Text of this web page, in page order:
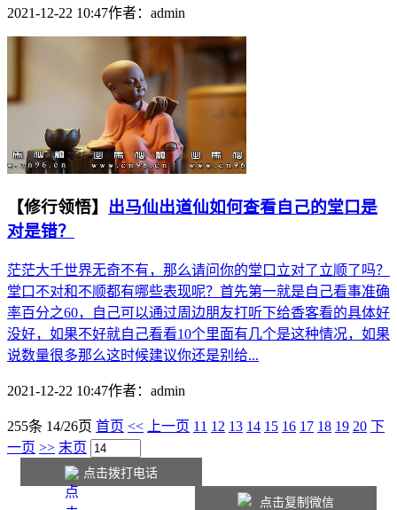
2021-12-22 10:47作者： admin
【修行领悟】 出马仙出道仙如何查看自己的堂口是
对是错？
茫茫大千世界无奇不有，那么请问你的堂口立对了立顺了吗？
堂口不对和不顺都有哪些表现呢？首先第一就是自己看事准确
率百分之60，自己可以通过周边朋友打听下给香客看的具体好
没好，如果不好就自己看看10个里面有几个是这种情况，如果
说数量很多那么这时候建议你还是别给...
2021-12-22 10:47作者： admin
255条 14/26页 首页 << 上一页 11 12 13 14 15 16 17 18 19 20 下
一页 >> 末页
点击拨打电话
点击复制微信